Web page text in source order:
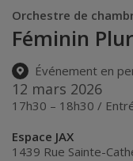
Orchestre de
Féminin
Événement en
12 mars 2026
17h30 – 18h30 /
Espace JAX
1439 Rue Sainte-